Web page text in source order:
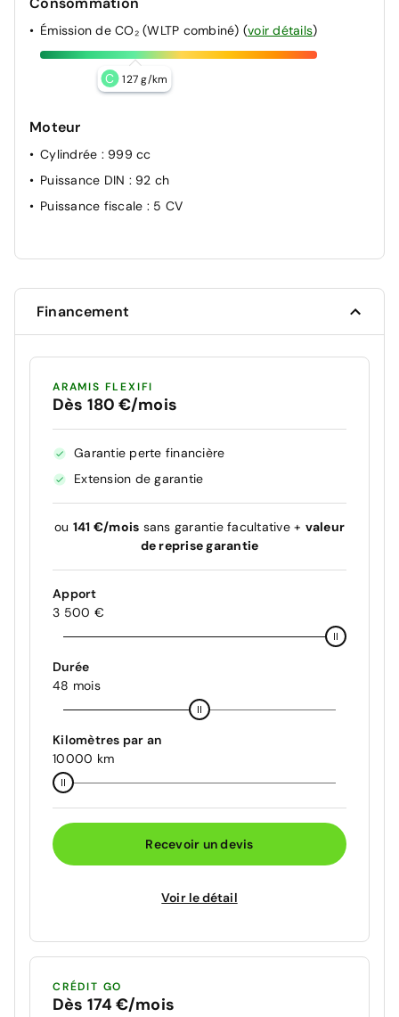
Émission de CO₂ (WLTP combiné) (voir détails)
C 127 g/km
Moteur
Cylindrée : 999 cc
Puissance DIN : 92 ch
Puissance fiscale : 5 CV
Financement
ARAMIS FLEXIFI
Dès 180 €/mois
Garantie perte financière
Extension de garantie
ou 141 €/mois sans garantie facultative + valeur
de reprise garantie
Apport
3 500 €
Durée
48 mois
Kilomètres par an
10000 km
Recevoir un devis
Voir le détail
CRÉDIT GO
Dès 174 €/mois